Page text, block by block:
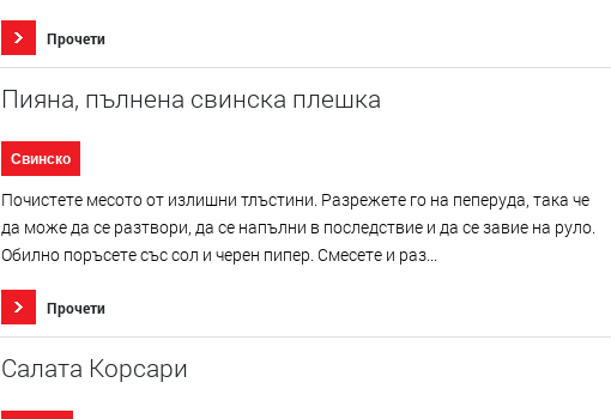
Прочети
Пияна, пълнена свинска плешка
Свинско
Почистете месото от излишни тлъстини. Разрежете го на пеперуда, така че
да може да се разтвори, да се напълни в последствие и да се завие на руло.
Обилно поръсете със сол и черен пипер. Смесете и раз...
Прочети
Салата Корсари